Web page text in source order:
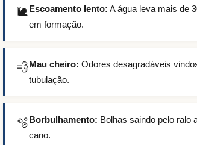
🐌 Escoamento lento: A água leva mais de
em formação.
💨 Mau cheiro: Odores desagradáveis
tubulação.
🫧 Borbulhamento: Bolhas saindo pelo ralo
cano.